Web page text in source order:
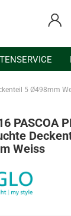
5 Ø498mm
PASCOA
Weiss